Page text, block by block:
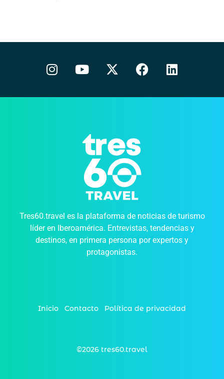
Tres60.travel es la plataforma de noticias de turismo
líder en Iberoamérica. Entrevistas, tendencias y
destinos, en primera persona por expertos y
protagonistas.
Inicio Contacto Política de privacidad
©2026 tres60.travel